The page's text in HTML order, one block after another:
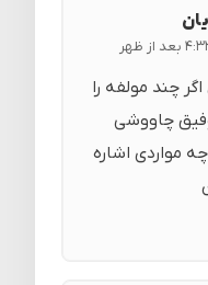
چند مولفه را
چاووشی
مواردی اشاره